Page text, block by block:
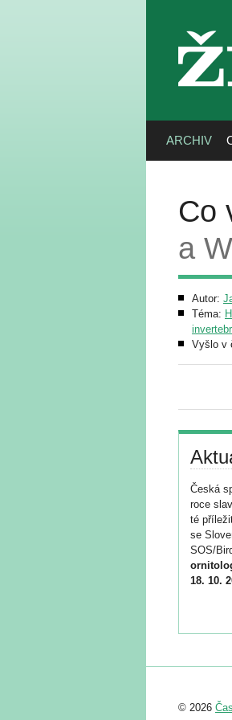
ARCHIV
Co
a
Autor:
Téma:
Vyšlo v
Česká
roce
té
se
SOS/
18. 10.
© 2026